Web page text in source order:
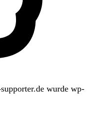
wurde wp-